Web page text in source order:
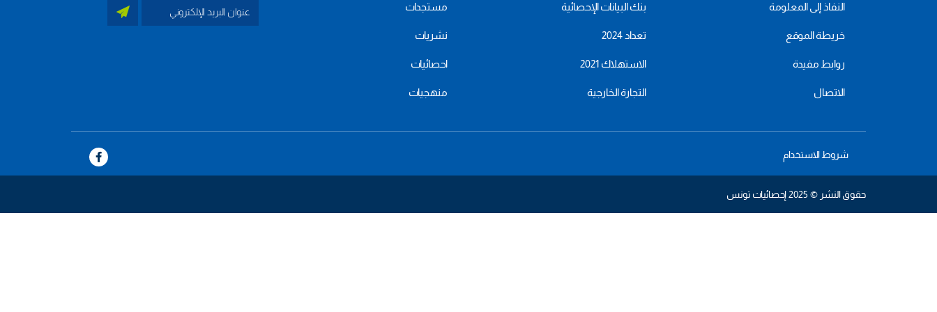
النفاذ إلى المعلومة
خريطة الموقع
روابط مفيدة
الاتصال
بنك البيانات الإحصائية
تعداد 2024
الاستهلاك 2021
التجارة الخارجية
مستجدات
نشريات
احصائيات
منهجيات
menu
bas
شروط الاستخدام
حقوق النشر © 2025 إحصائيات تونس